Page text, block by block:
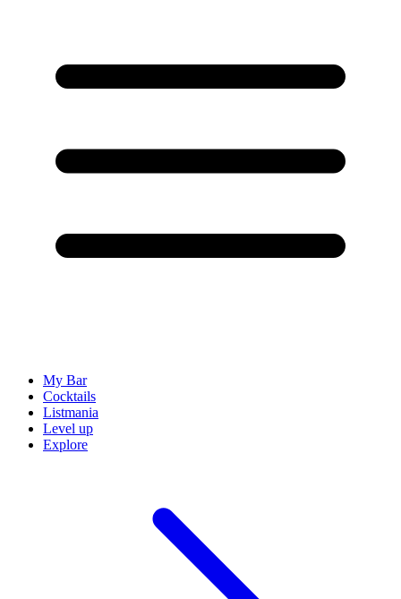
My Bar
Cocktails
Listmania
Level up
Explore